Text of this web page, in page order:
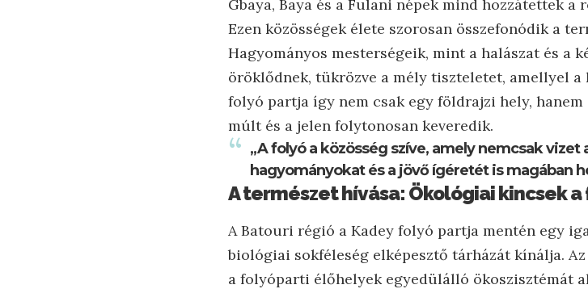
Gbaya, Baya és a Fulani népek mind hozzátettek
Ezen közösségek élete szorosan összefonódik a
Hagyományos mesterségeik, mint a halászat és a
öröklődnek, tükrözve a mély tiszteletet, amellyel
folyó partja így nem csak egy földrajzi hely,
múlt és a jelen folytonosan keveredik.
„A folyó a közösség szíve, amely nemcsak
hagyományokat és a jövő ígéretét is magában
A természet hívása: Ökológiai kincsek
A Batouri régió a Kadey folyó partja mentén egy
biológiai sokféleség elképesztő tárházát kínálja.
a folyóparti élőhelyek egyedülálló ökoszisztémát